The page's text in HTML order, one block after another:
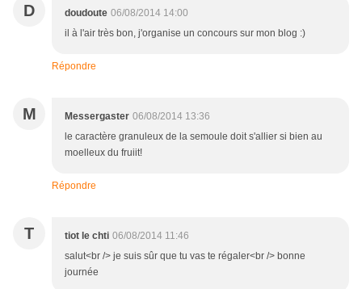
D doudoute 06/08/2014 14:00
il à l'air très bon, j'organise un concours sur mon blog :)
Répondre
M Messergaster 06/08/2014 13:36
le caractère granuleux de la semoule doit s'allier si bien au
moelleux du fruiit!
Répondre
T tiot le chti 06/08/2014 11:46
salut<br /> je suis sûr que tu vas te régaler<br /> bonne
journée